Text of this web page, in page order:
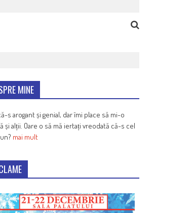
MINE
s arogant și genial, dar îmi place să mi-o
și alții. Oare o să mă iertați vreodată că-s cel
mai mult